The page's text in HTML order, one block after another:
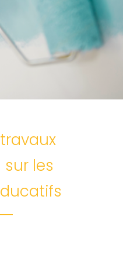
les